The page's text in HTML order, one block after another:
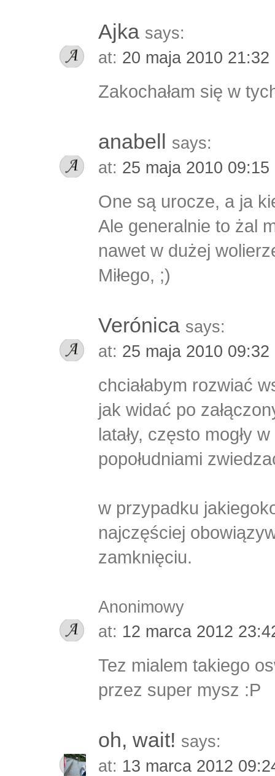
Ajka says:
at: 20 maja 2010 21:32
Zakochałam się w
anabell says:
at: 25 maja 2010 09:15
One są urocze, a ja
Ale generalnie to żal
nawet w dużej
Miłego, ;)
Verónica says:
at: 25 maja 2010 09:32
chciałabym rozwiać
jak widać po
latały, często mogły
popołudniami
w przypadku
najczęściej
zamknięciu.
Anonimowy
at: 12 marca 2012
Tez mialem takiego
przez super mysz :P
oh, wait! says:
at: 13 marca 2012